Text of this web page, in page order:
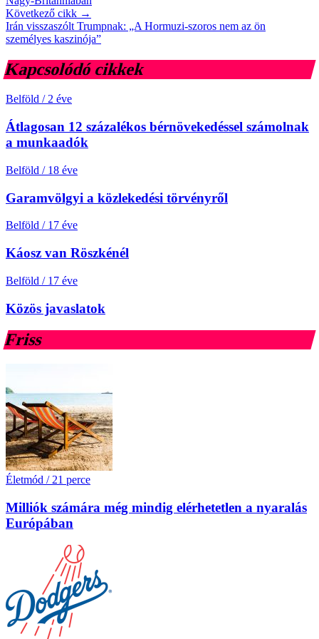
Következő cikk →
Irán visszaszólt Trumpnak: „A Hormuzi-szoros nem az ön
személyes kaszinója”
Kapcsolódó cikkek
Belföld / 2 éve
Átlagosan 12 százalékos bérnövekedéssel számolnak
a munkaadók
Belföld / 18 éve
Garamvölgyi a közlekedési törvényről
Belföld / 17 éve
Káosz van Röszkénél
Belföld / 17 éve
Közös javaslatok
Friss
Életmód / 21 perce
Milliók számára még mindig elérhetetlen a nyaralás
Európában